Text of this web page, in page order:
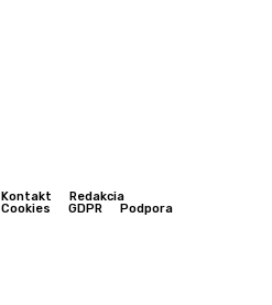
Kontakt
Redakcia
Cookies
GDPR Podpora